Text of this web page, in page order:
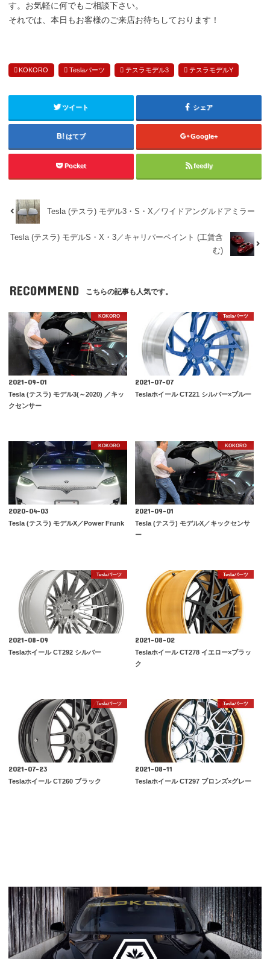
す。お気軽に何でもご相談下さい。
それでは、本日もお客様のご来店お待ちしております！
KOKORO Teslaパーツ テスラモデル3 テスラモデルY
ツイート シェア
はてブ Google+
Pocket feedly
Tesla (テスラ) モデル3・S・X／ワイドアングルドアミラー
Tesla (テスラ) モデルS・X・3／キャリパーペイント (工賃含
む)
RECOMMEND こちらの記事も人気です。
KOKORO
2021-09-01
Tesla (テスラ) モデル3(～2020) ／キッ
クセンサー
Teslaパーツ
2021-07-07
Teslaホイール CT221 シルバー×ブルー
KOKORO
2020-04-03
Tesla (テスラ) モデルX／Power Frunk
KOKORO
2021-09-01
Tesla (テスラ) モデルX／キックセンサ
ー
Teslaパーツ
2021-08-09
Teslaホイール CT292 シルバー
Teslaパーツ
2021-08-02
Teslaホイール CT278 イエロー×ブラッ
ク
Teslaパーツ
2021-07-23
Teslaホイール CT260 ブラック
Teslaパーツ
2021-08-11
Teslaホイール CT297 ブロンズ×グレー